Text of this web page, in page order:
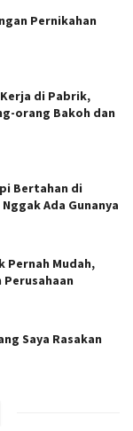
Pernikahan
di Pabrik,
orang Bakoh dan
Bertahan di
Ada Gunanya
Pernah Mudah,
Perusahaan
Saya Rasakan